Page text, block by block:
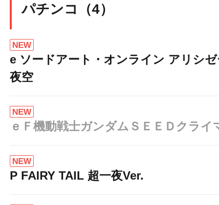
パチンコ（4）
NEW
e ソードアート・オンライン アリシ
夜空
NEW
ｅＦ機動戦士ガンダムＳＥＥＤクライ
NEW
P FAIRY TAIL 超一夜Ver.